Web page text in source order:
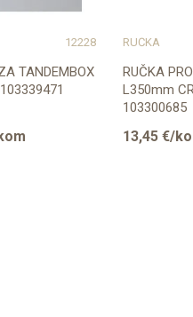
12228
TANDEMBOX
RUČKA
RUČKA
L350mm
103300685
13,45 €/